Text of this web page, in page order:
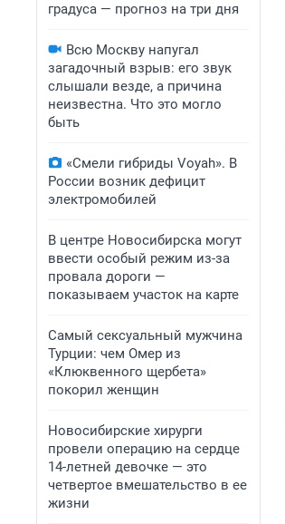
градуса — прогноз на три дня
Всю Москву напугал
загадочный взрыв: его звук
слышали везде, а причина
неизвестна. Что это могло
быть
«Смели гибриды Voyah». В
России возник дефицит
электромобилей
В центре Новосибирска могут
ввести особый режим из-за
провала дороги —
показываем участок на карте
Самый сексуальный мужчина
Турции: чем Омер из
«Клюквенного щербета»
покорил женщин
Новосибирские хирурги
провели операцию на сердце
14-летней девочке — это
четвертое вмешательство в ее
жизни